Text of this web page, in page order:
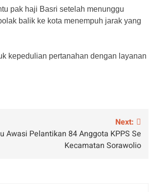
pak haji Basri setelah menunggu
balik ke kota menempuh jarak yang
kepedulian pertanahan dengan layanan
Next:
Awasi Pelantikan 84 Anggota KPPS Se
Kecamatan Sorawolio